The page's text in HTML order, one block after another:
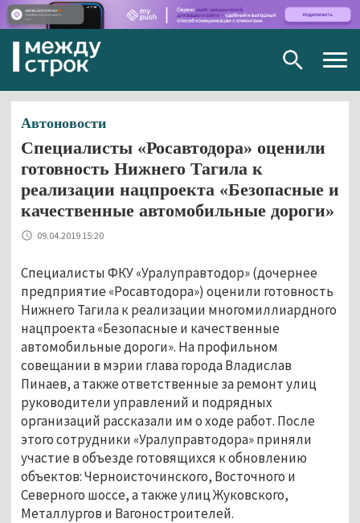
Автоновости
Специалисты «Росавтодора» оценили
готовность Нижнего Тагила к
реализации нацпроекта «Безопасные и
качественные автомобильные дороги»
09.04.2019 15:20
Специалисты ФКУ «Уралуправтодор» (дочернее
предприятие «Росавтодора») оценили готовность
Нижнего Тагила к реализации многомиллиардного
нацпроекта «Безопасные и качественные
автомобильные дороги». На профильном
совещании в мэрии глава города Владислав
Пинаев, а также ответственные за ремонт улиц
руководители управлений и подрядных
организаций рассказали им о ходе работ. После
этого сотрудники «Уралуправтодора» приняли
участие в объезде готовящихся к обновлению
объектов: Черноисточинского, Восточного и
Северного шоссе, а также улиц Жуковского,
Металлургов и Вагоностроителей.